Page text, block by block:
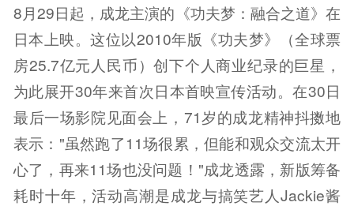
8月29日起，成龙主演的《功夫梦：融合之道》在
日本上映。这位以2010年版《功夫梦》（全球票
房25.7亿元人民币）创下个人商业纪录的巨星，
为此展开30年来首次日本首映宣传活动。在30日
最后一场影院见面会上，71岁的成龙精神抖擞地
表示："虽然跑了11场很累，但能和观众交流太开
心了，再来11场也没问题！"成龙透露，新版筹备
耗时十年，活动高潮是成龙与搞笑艺人Jackie酱